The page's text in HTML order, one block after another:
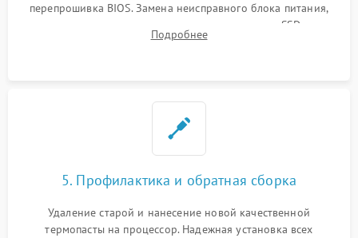
перепрошивка BIOS. Замена неисправного блока питания,
видеокарты, процессора или установка нового SSD для
восстановления и повышения скорости работы системы.
Подробнее
5. Профилактика и обратная сборка
Удаление старой и нанесение новой качественной
термопасты на процессор. Надежная установка всех